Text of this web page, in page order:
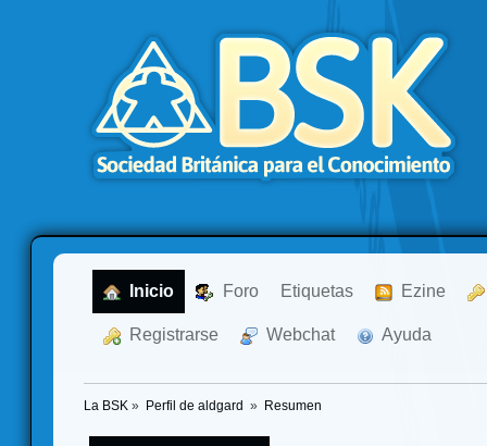
Inicio Foro Etiquetas Ezine
Registrarse Webchat Ayuda
La BSK » Perfil de aldgard » Resumen